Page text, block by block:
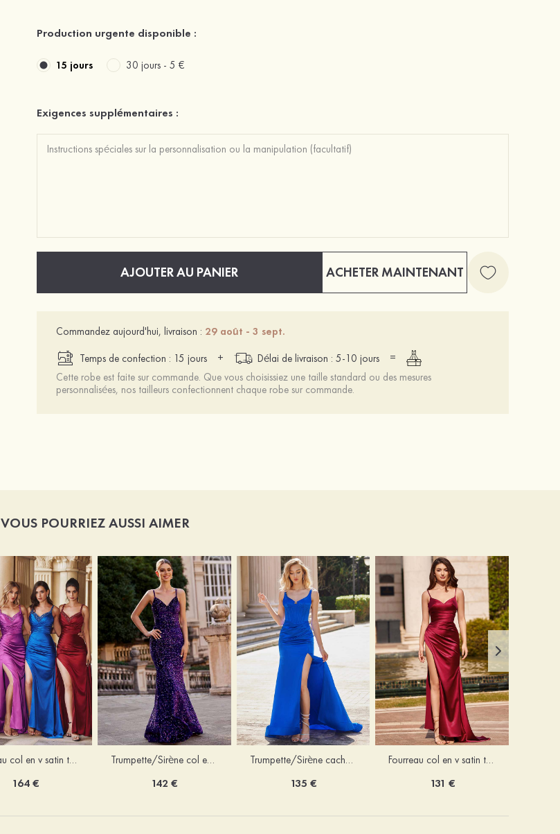
Production urgente disponible :
15 jours 30 jours -5 €
Exigences supplémentaires :
AJOUTER AU PANIER ACHETER MAINTENANT
Commandez aujourd'hui, livraison : 29 août - 3 sept.
Temps de confection : 15 jours
+ Délai de livraison : 5-10 jours
=
Cette robe est faite sur commande. Que vous choisissiez une taille standard ou des mesures
personnalisées, nos tailleurs confectionnent chaque robe sur commande.
VOUS POURRIEZ AUSSI AIMER
Fourreau col en v satin traîne balayage robe de bal
164 €
Trumpette/Sirène col en v velours paillettes traîne balayage robe de bal
142 €
Trumpette/Sirène cache coeur charmeuse traîne balayage robe de bal
135 €
Fourreau col en v satin traîne balayage robe de bal
131 €